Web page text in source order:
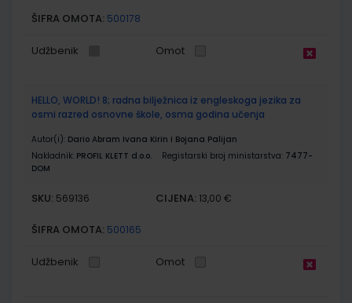
ŠIFRA OMOTA: 500178
Udžbenik Omot
HELLO, WORLD! 8; radna bilježnica iz engleskoga jezika za
osmi razred osnovne škole, osma godina učenja
Autor(i): Dario Abram Ivana Kirin i Bojana Palijan
Nakladnik: PROFIL KLETT d.o.o. Registarski broj ministarstva: 7477-
DOM
SKU: 569136 CIJENA: 13,00 €
ŠIFRA OMOTA: 500165
Udžbenik Omot